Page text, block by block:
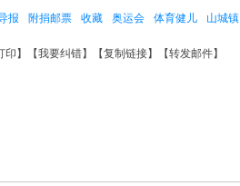
报 附捐邮票 收藏 奥运会 体育健儿 山城镇
印 】【我要纠错】【复制链接】【转发邮件】